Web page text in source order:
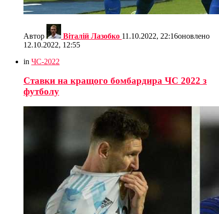
Автор Віталій Лазобко 11.10.2022, 22:16оновлено
12.10.2022, 12:55
in ЧС-2022
Ставки на кращого бомбардира ЧС 2022 з
футболу